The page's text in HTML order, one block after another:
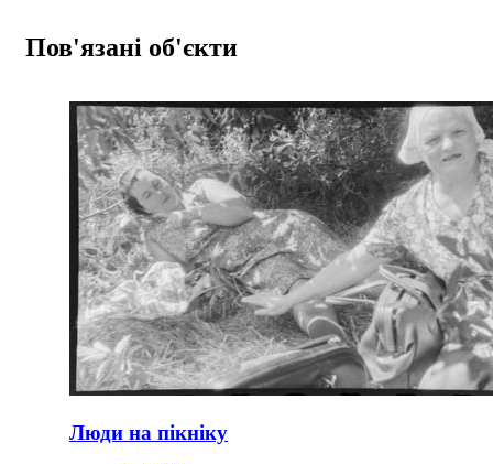
Пов'язані об'єкти
Люди на пікніку